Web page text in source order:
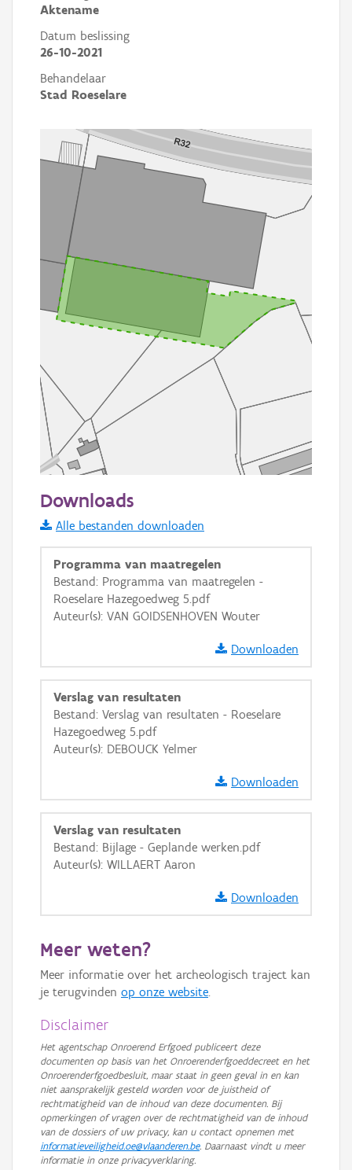
Aktename
Datum beslissing
26-10-2021
Behandelaar
Stad Roeselare
Informatie Vlaanderen
i
+ −
Basis Lagen
OSM-Basiskaart
GRB-Basiskaart
GRB-Basiskaart in grijswaarden
Downloads
Alle bestanden downloaden
Programma van maatregelen
Bestand: Programma van maatregelen -
Roeselare Hazegoedweg 5.pdf
Auteur(s): VAN GOIDSENHOVEN Wouter
Downloaden
Verslag van resultaten
Bestand: Verslag van resultaten - Roeselare
Hazegoedweg 5.pdf
Auteur(s): DEBOUCK Yelmer
Downloaden
Verslag van resultaten
Bestand: Bijlage - Geplande werken.pdf
Auteur(s): WILLAERT Aaron
Downloaden
Meer weten?
Meer informatie over het archeologisch traject kan
je terugvinden op onze website.
Disclaimer
Het agentschap Onroerend Erfgoed publiceert deze
documenten op basis van het Onroerenderfgoeddecreet en het
Onroerenderfgoedbesluit, maar staat in geen geval in en kan
niet aansprakelijk gesteld worden voor de juistheid of
rechtmatigheid van de inhoud van deze documenten. Bij
opmerkingen of vragen over de rechtmatigheid van de inhoud
van de dossiers of uw privacy, kan u contact opnemen met
informatieveiligheid.oe@vlaanderen.be. Daarnaast vindt u meer
informatie in onze privacyverklaring.